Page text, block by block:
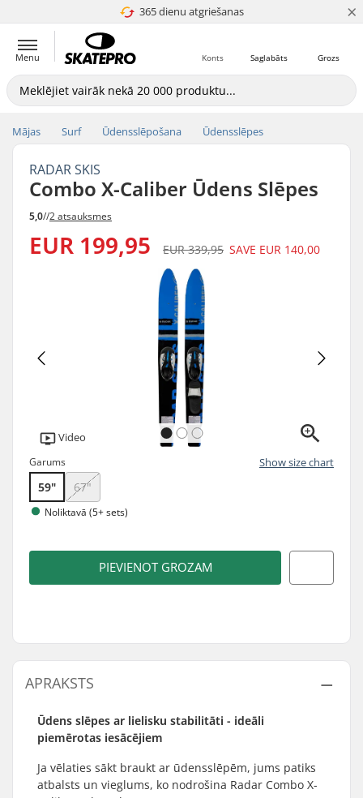
365 dienu atgriešanas
4.8 no 5 ×
Menu Grozs
Saglabāts
Konts
Mājas Surf Ūdensslēpošana Ūdensslēpes
RADAR SKIS
Combo X-Caliber Ūdens Slēpes
5,0//2 atsauksmes
EUR 199,95 EUR 339,95 SAVE EUR 140,00
Video
Garums Show size chart
59" 67"
Noliktavā (5+ sets)
PIEVIENOT GROZAM
APRAKSTS
Ūdens slēpes ar lielisku stabilitāti - ideāli
piemērotas iesācējiem
Ja vēlaties sākt braukt ar ūdensslēpēm, jums patiks
atbalsts un vieglums, ko nodrošina Radar Combo X-